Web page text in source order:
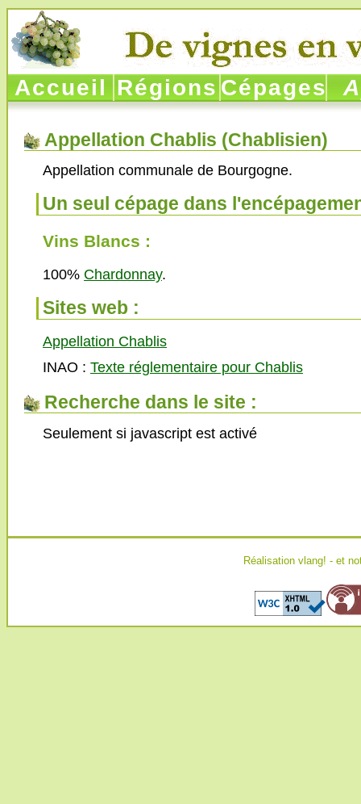
Accueil Régions Cépages
Appellation Chablis (Chablisien)
Appellation communale de Bourgogne.
Un seul cépage dans
Vins Blancs :
100% Chardonnay.
Sites web :
Appellation Chablis
INAO : Texte réglementaire pour Chablis
Recherche dans le site :
Seulement si javascript est activé
Réalisation vlang! - et